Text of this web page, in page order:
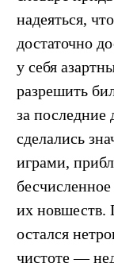
надеяться,
достаточно
у себя
разрешить
за последние
сделались
играми,
их новшеств.
остался
чистоте —